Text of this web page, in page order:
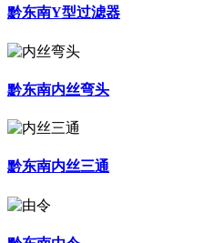
黔东南Y型过滤器
黔东南内丝弯头
黔东南内丝三通